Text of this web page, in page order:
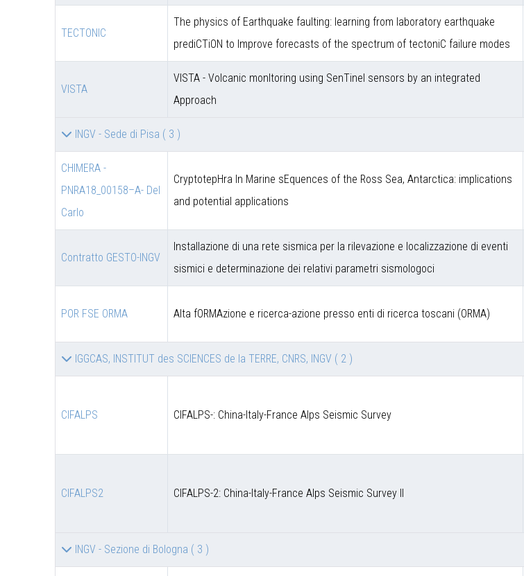
TECTONIC
The physics of Earthquake faulting: learning from laboratory earthquake
prediCTiON to Improve forecasts of the spectrum of tectoniC failure modes
VISTA
VISTA - Volcanic monItoring using SenTinel sensors by an integrated
Approach
INGV - Sede di Pisa ( 3 )
CHIMERA -
PNRA18_00158–A- Del
Carlo
CryptotepHra In Marine sEquences of the Ross Sea, Antarctica: implications
and potential applications
Contratto GESTO-INGV
Installazione di una rete sismica per la rilevazione e localizzazione di eventi
sismici e determinazione dei relativi parametri sismologoci
POR FSE ORMA Alta fORMAzione e ricerca-azione presso enti di ricerca toscani (ORMA)
IGGCAS, INSTITUT des SCIENCES de la TERRE, CNRS, INGV ( 2 )
CIFALPS CIFALPS-: China-Italy-France Alps Seismic Survey
CIFALPS2 CIFALPS-2: China-Italy-France Alps Seismic Survey II
INGV - Sezione di Bologna ( 3 )